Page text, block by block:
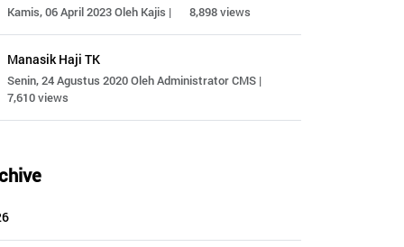
Kamis, 06 April 2023 Oleh Kajis | 8,898 views
Manasik Haji TK
Senin, 24 Agustus 2020 Oleh Administrator CMS |
7,610 views